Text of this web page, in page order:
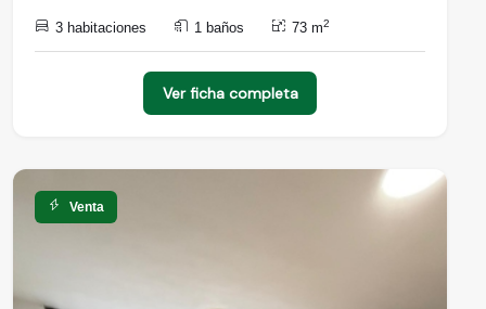
3 habitaciones 1 baños 73 m2
Ver ficha completa
Venta